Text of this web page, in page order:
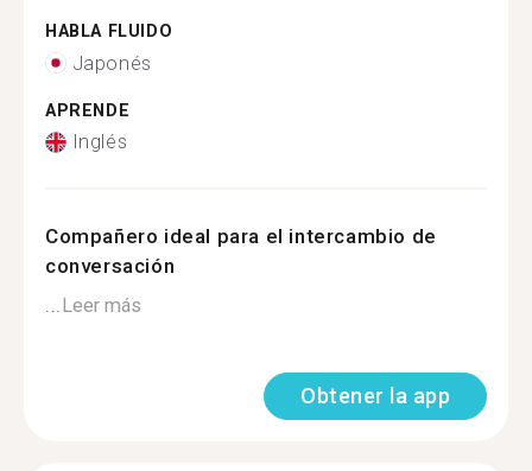
HABLA FLUIDO
Japonés
APRENDE
Inglés
Compañero ideal para el intercambio de
conversación
...Leer más
Obtener la app